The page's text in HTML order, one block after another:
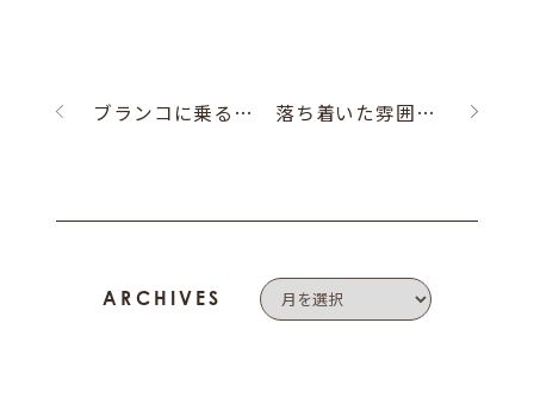
ブランコに乗る女性 落ち着いた雰囲気のマリッジリング
ARCHIVES